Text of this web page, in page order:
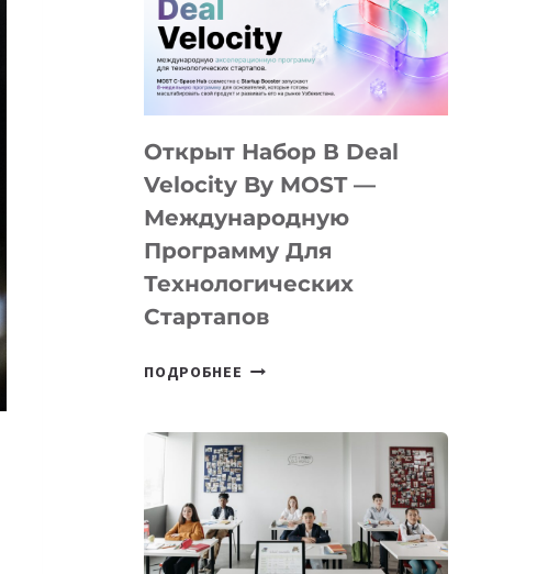
YOUTH
CAMP
ДАЛ
ПОДРОСТКАМ
БИЛЕТ
IT-
ПРЕДПРИНИМАТЕЛЬСТВО
Открыт Набор В Deal
Velocity By MOST —
Международную
Программу Для
Технологических
Стартапов
ПОДРОБНЕЕ ОТКРЫТ
DEAL
VELOCITY
MOST
—